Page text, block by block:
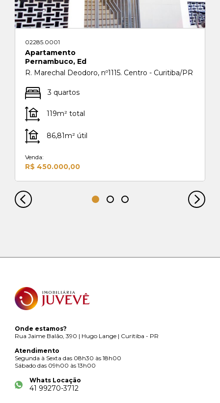
02285.0001
Apartamento
Pernambuco, Ed
R. Marechal Deodoro, nº1115. Centro - Curitiba/PR
3 quartos
119m² total
86,81m² útil
Venda:
R$ 450.000,00
Onde estamos?
Rua Jaime Balão, 390 | Hugo Lange | Curitiba - PR
Atendimento
Segunda à Sexta das 08h30 às 18h00
Sábado das 09h00 às 13h00
Whats Locação
41 99270-3712